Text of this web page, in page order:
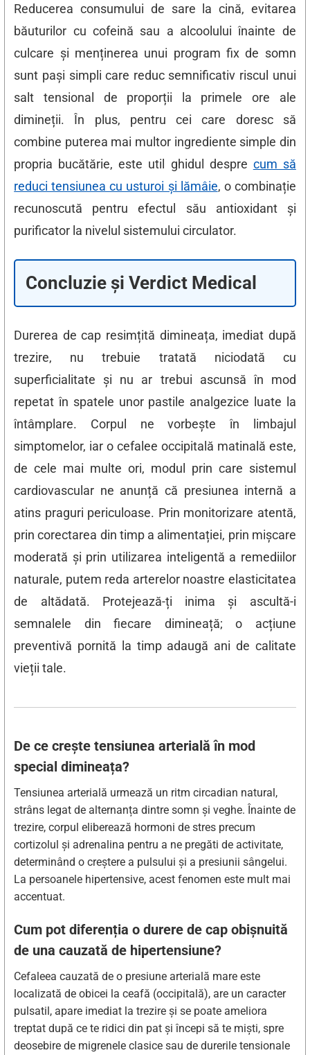
Reducerea consumului de sare la cină, evitarea
băuturilor cu cofeină sau a alcoolului înainte de
culcare și menținerea unui program fix de somn
sunt pași simpli care reduc semnificativ riscul unui
salt tensional de proporții la primele ore ale
dimineții. În plus, pentru cei care doresc să
combine puterea mai multor ingrediente simple din
propria bucătărie, este util ghidul despre cum să
reduci tensiunea cu usturoi și lămâie, o combinație
recunoscută pentru efectul său antioxidant și
purificator la nivelul sistemului circulator.
Concluzie și Verdict Medical
Durerea de cap resimțită dimineața, imediat după
trezire, nu trebuie tratată niciodată cu
superficialitate și nu ar trebui ascunsă în mod
repetat în spatele unor pastile analgezice luate la
întâmplare. Corpul ne vorbește în limbajul
simptomelor, iar o cefalee occipitală matinală este,
de cele mai multe ori, modul prin care sistemul
cardiovascular ne anunță că presiunea internă a
atins praguri periculoase. Prin monitorizare atentă,
prin corectarea din timp a alimentației, prin mișcare
moderată și prin utilizarea inteligentă a remediilor
naturale, putem reda arterelor noastre elasticitatea
de altădată. Protejează-ți inima și ascultă-i
semnalele din fiecare dimineață; o acțiune
preventivă pornită la timp adaugă ani de calitate
vieții tale.
De ce crește tensiunea arterială în mod
special dimineața?
Tensiunea arterială urmează un ritm circadian natural,
strâns legat de alternanța dintre somn și veghe. Înainte de
trezire, corpul eliberează hormoni de stres precum
cortizolul și adrenalina pentru a ne pregăti de activitate,
determinând o creștere a pulsului și a presiunii sângelui.
La persoanele hipertensive, acest fenomen este mult mai
accentuat.
Cum pot diferenția o durere de cap obișnuită
de una cauzată de hipertensiune?
Cefaleea cauzată de o presiune arterială mare este
localizată de obicei la ceafă (occipitală), are un caracter
pulsatil, apare imediat la trezire și se poate ameliora
treptat după ce te ridici din pat și începi să te miști, spre
deosebire de migrenele clasice sau de durerile tensionale